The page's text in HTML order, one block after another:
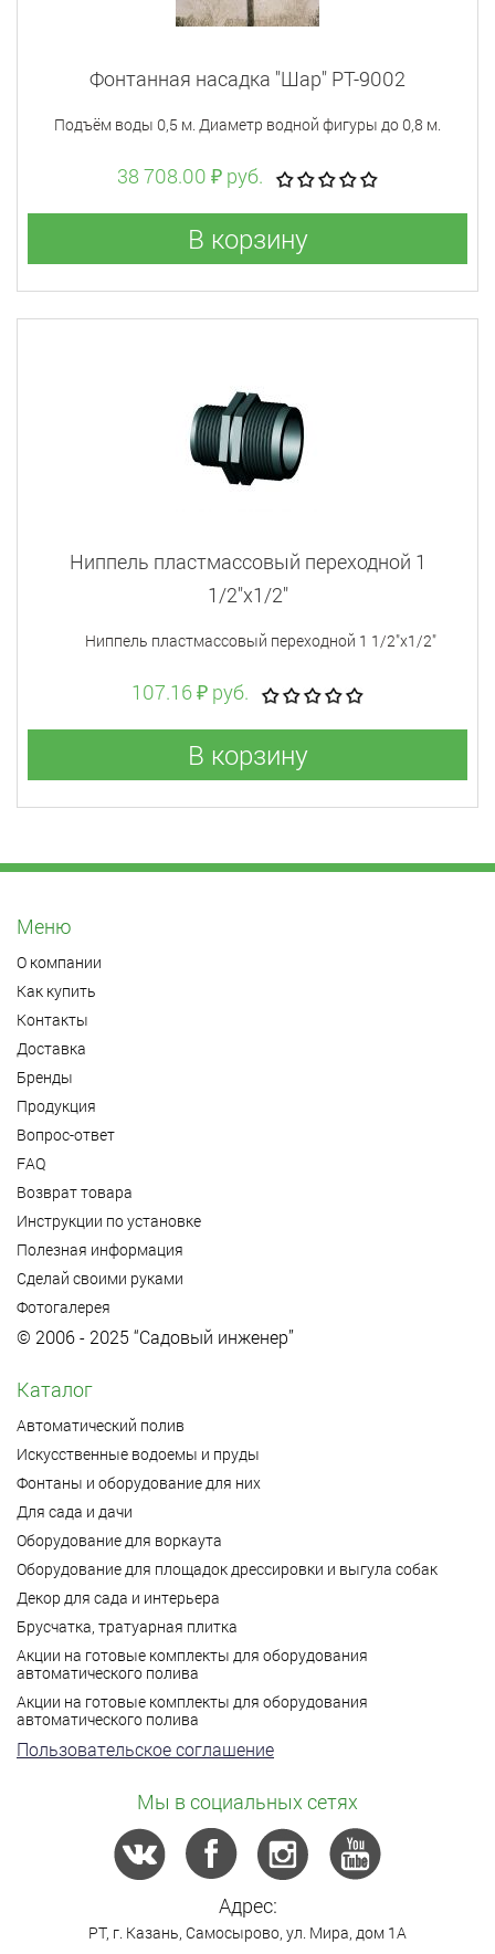
Фонтанная насадка "Шар" PT-9002
Подъём воды 0,5 м. Диаметр водной фигуры до 0,8 м.
38 708.00 ₽ руб.
В корзину
Ниппель пластмассовый переходной 1
1/2"x1/2"
Ниппель пластмассовый переходной 1 1/2"x1/2"
107.16 ₽ руб.
В корзину
Меню
О компании
Как купить
Контакты
Доставка
Бренды
Продукция
Вопрос-ответ
FAQ
Возврат товара
Инструкции по установке
Полезная информация
Сделай своими руками
Фотогалерея
© 2006 - 2025 “Садовый инженер”
Каталог
Автоматический полив
Искусственные водоемы и пруды
Фонтаны и оборудование для них
Для сада и дачи
Оборудование для воркаута
Оборудование для площадок дрессировки и выгула собак
Декор для сада и интерьера
Брусчатка, тратуарная плитка
Акции на готовые комплекты для оборудования
автоматического полива
Акции на готовые комплекты для оборудования
автоматического полива
Пользовательское соглашение
Мы в социальных сетях
Адрес:
РТ, г. Казань Самосырово ул. Мира, дом 1А